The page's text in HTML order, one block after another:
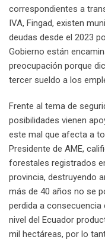
correspondientes a
IVA, Fingad, existen
deudas desde el 2023
Gobierno están
preocupación porque
tercer sueldo a los
Frente al tema de
posibilidades vienen
este mal que afecta a
Presidente de AME,
forestales registrados
provincia, destruyendo
más de 40 años no se
perdida a
nivel del Ecuador
mil hectáreas, por lo